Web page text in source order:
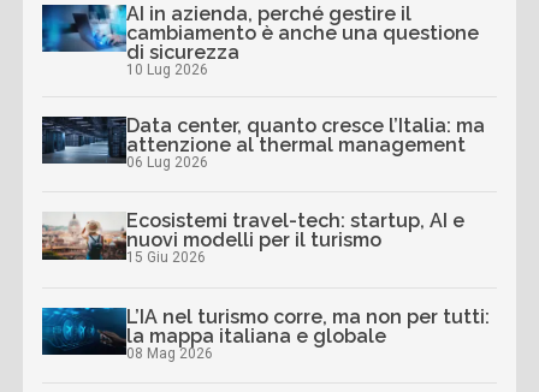
AI in azienda, perché gestire il
cambiamento è anche una questione
di sicurezza
10 Lug 2026
Data center, quanto cresce l’Italia: ma
attenzione al thermal management
06 Lug 2026
Ecosistemi travel-tech: startup, AI e
nuovi modelli per il turismo
15 Giu 2026
L’IA nel turismo corre, ma non per tutti:
la mappa italiana e globale
08 Mag 2026